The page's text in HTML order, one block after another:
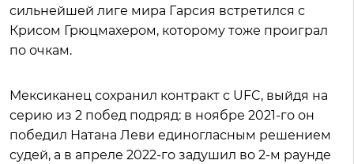
сильнейшей лиге мира Гарсия встретился с
Крисом Грюцмахером, которому тоже проиграл
по очкам.
Мексиканец сохранил контракт с UFC, выйдя на
серию из 2 побед подряд: в ноябре 2021-го он
победил Натана Леви единогласным решением
судей, а в апреле 2022-го задушил во 2-м раунде